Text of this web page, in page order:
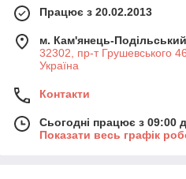
Працює з 20.02.2013
м. Кам'янець-Подільський
32302, пр-т Грушевського
Україна
Контакти
Сьогодні працює з 09:00
Показати весь графік